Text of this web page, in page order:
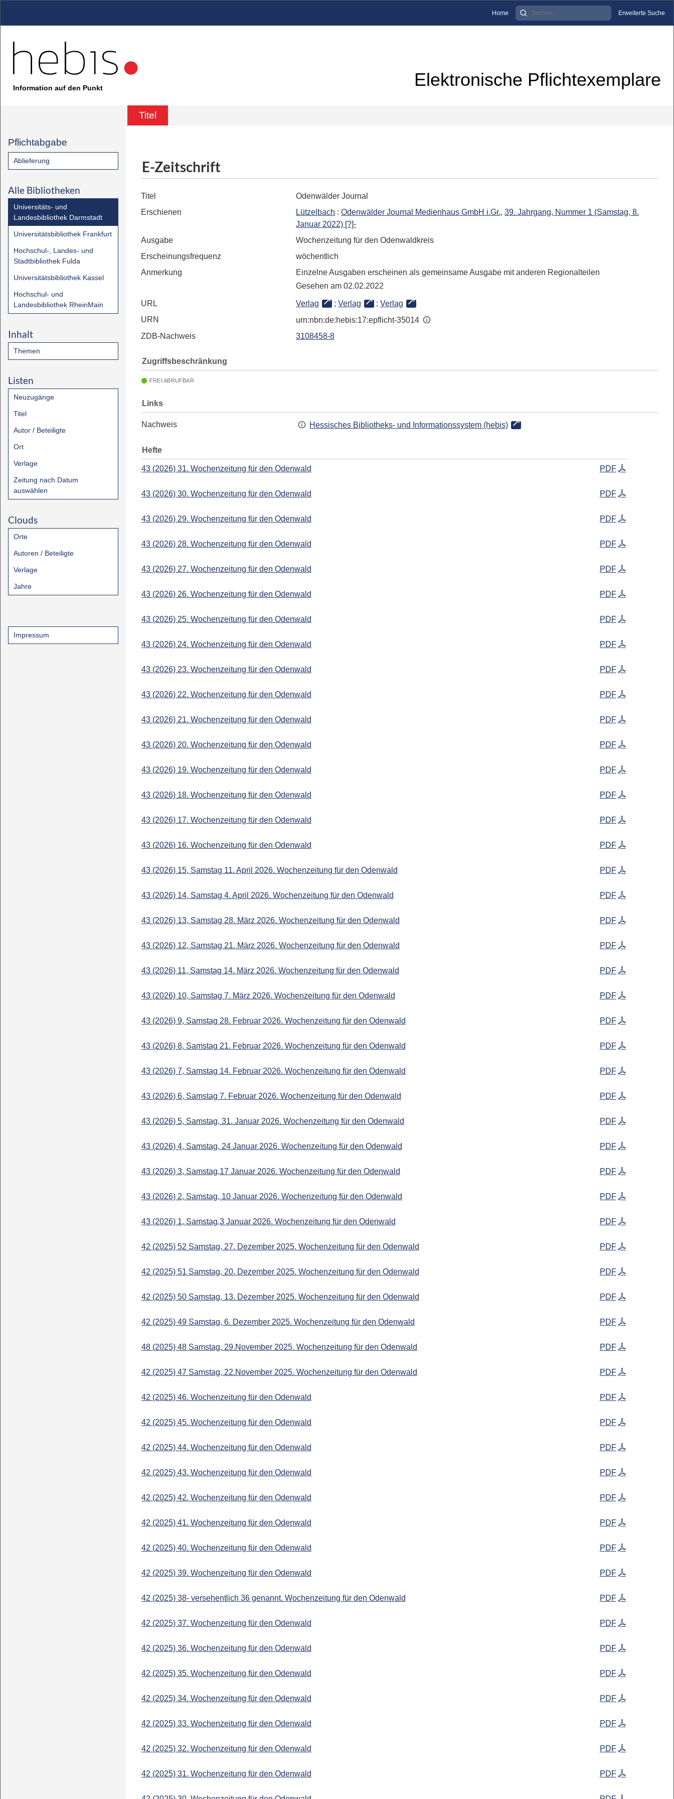
Home Erweiterte Suche
Information auf den Punkt Elektronische Pflichtexemplare
Titel
Pflichtabgabe
Ablieferung
Alle Bibliotheken
Universitäts- und
Landesbibliothek Darmstadt
Universitätsbibliothek Frankfurt
Hochschul-, Landes- und
Stadtbibliothek Fulda
Universitätsbibliothek Kassel
Hochschul- und
Landesbibliothek RheinMain
Inhalt
Themen
Listen
Neuzugänge
Titel
Autor / Beteiligte
Ort
Verlage
Zeitung nach Datum
auswählen
Clouds
Orte
Autoren / Beteiligte
Verlage
Jahre
Impressum
E-Zeitschrift
Titel
Odenwälder Journal
Erschienen
Lützelbach : Odenwälder Journal Medienhaus GmbH i.Gr., 39. Jahrgang, Nummer 1 (Samstag, 8.
Januar 2022) [?]-
Ausgabe
Wochenzeitung für den Odenwaldkreis
Erscheinungsfrequenz
wöchentlich
Anmerkung
Einzelne Ausgaben erscheinen als gemeinsame Ausgabe mit anderen Regionalteilen
Gesehen am 02.02.2022
URL Verlag ; Verlag ; Verlag
URN
urn:nbn:de:hebis:17:epflicht-35014
ZDB-Nachweis
3108458-8
Zugriffsbeschränkung
FREI ABRUFBAR
Links
Nachweis Hessisches Bibliotheks- und Informationssystem (hebis)
Hefte
PDF
43 (2026) 31. Wochenzeitung für den Odenwald
PDF
43 (2026) 30. Wochenzeitung für den Odenwald
PDF
43 (2026) 29. Wochenzeitung für den Odenwald
PDF
43 (2026) 28. Wochenzeitung für den Odenwald
PDF
43 (2026) 27. Wochenzeitung für den Odenwald
PDF
43 (2026) 26. Wochenzeitung für den Odenwald
PDF
43 (2026) 25. Wochenzeitung für den Odenwald
PDF
43 (2026) 24. Wochenzeitung für den Odenwald
PDF
43 (2026) 23. Wochenzeitung für den Odenwald
PDF
43 (2026) 22. Wochenzeitung für den Odenwald
PDF
43 (2026) 21. Wochenzeitung für den Odenwald
PDF
43 (2026) 20. Wochenzeitung für den Odenwald
PDF
43 (2026) 19. Wochenzeitung für den Odenwald
PDF
43 (2026) 18. Wochenzeitung für den Odenwald
PDF
43 (2026) 17. Wochenzeitung für den Odenwald
PDF
43 (2026) 16. Wochenzeitung für den Odenwald
PDF
43 (2026) 15, Samstag 11. April 2026. Wochenzeitung für den Odenwald
PDF
43 (2026) 14, Samstag 4. April 2026. Wochenzeitung für den Odenwald
PDF
43 (2026) 13, Samstag 28. März 2026. Wochenzeitung für den Odenwald
PDF
43 (2026) 12, Samstag 21. März 2026. Wochenzeitung für den Odenwald
PDF
43 (2026) 11, Samstag 14. März 2026. Wochenzeitung für den Odenwald
PDF
43 (2026) 10, Samstag 7. März 2026. Wochenzeitung für den Odenwald
PDF
43 (2026) 9, Samstag 28. Februar 2026. Wochenzeitung für den Odenwald
PDF
43 (2026) 8, Samstag 21. Februar 2026. Wochenzeitung für den Odenwald
PDF
43 (2026) 7, Samstag 14. Februar 2026. Wochenzeitung für den Odenwald
PDF
43 (2026) 6, Samstag 7. Februar 2026. Wochenzeitung für den Odenwald
PDF
43 (2026) 5, Samstag, 31. Januar 2026. Wochenzeitung für den Odenwald
PDF
43 (2026) 4, Samstag, 24 Januar 2026. Wochenzeitung für den Odenwald
PDF
43 (2026) 3, Samstag,17 Januar 2026. Wochenzeitung für den Odenwald
PDF
43 (2026) 2, Samstag, 10 Januar 2026. Wochenzeitung für den Odenwald
PDF
43 (2026) 1, Samstag,3 Januar 2026. Wochenzeitung für den Odenwald
PDF
42 (2025) 52 Samstag, 27. Dezember 2025. Wochenzeitung für den Odenwald
PDF
42 (2025) 51 Samstag, 20. Dezember 2025. Wochenzeitung für den Odenwald
PDF
42 (2025) 50 Samstag, 13. Dezember 2025. Wochenzeitung für den Odenwald
PDF
42 (2025) 49 Samstag, 6. Dezember 2025. Wochenzeitung für den Odenwald
PDF
48 (2025) 48 Samstag, 29.November 2025. Wochenzeitung für den Odenwald
PDF
42 (2025) 47 Samstag, 22.November 2025. Wochenzeitung für den Odenwald
PDF
42 (2025) 46. Wochenzeitung für den Odenwald
PDF
42 (2025) 45. Wochenzeitung für den Odenwald
PDF
42 (2025) 44. Wochenzeitung für den Odenwald
PDF
42 (2025) 43. Wochenzeitung für den Odenwald
PDF
42 (2025) 42. Wochenzeitung für den Odenwald
PDF
42 (2025) 41. Wochenzeitung für den Odenwald
PDF
42 (2025) 40. Wochenzeitung für den Odenwald
PDF
42 (2025) 39. Wochenzeitung für den Odenwald
PDF
42 (2025) 38- versehentlich 36 genannt. Wochenzeitung für den Odenwald
PDF
42 (2025) 37. Wochenzeitung für den Odenwald
PDF
42 (2025) 36. Wochenzeitung für den Odenwald
PDF
42 (2025) 35. Wochenzeitung für den Odenwald
PDF
42 (2025) 34. Wochenzeitung für den Odenwald
PDF
42 (2025) 33. Wochenzeitung für den Odenwald
PDF
42 (2025) 32. Wochenzeitung für den Odenwald
PDF
42 (2025) 31. Wochenzeitung für den Odenwald